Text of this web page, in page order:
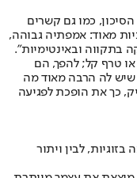
כמו גם קשרים
מאוד: אמפתיה גבוהה,
בתקווה ובאינטימיות".
טרף קל; להפך, הם
לה הרבה מאוד מה
כך את הופכת לפגיעה
לבין ויתור